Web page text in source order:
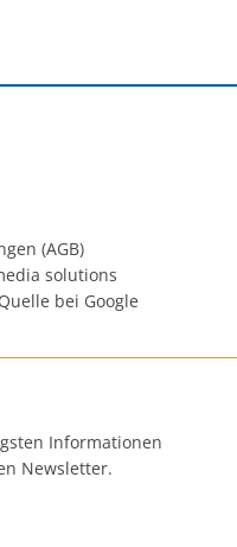
(AGB)
solutions
bei Google
Informationen
Newsletter.